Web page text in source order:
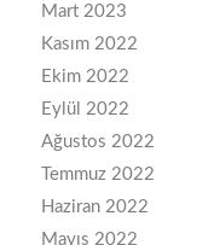
Mart 2023
Kasım 2022
Ekim 2022
Eylül 2022
Ağustos 2022
Temmuz 2022
Haziran 2022
Mayıs 2022